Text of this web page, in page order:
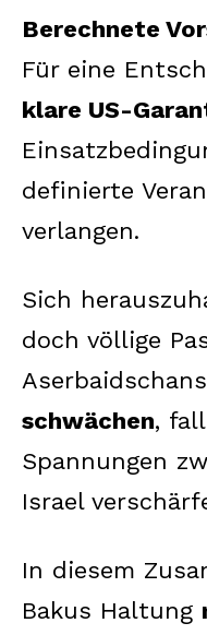
Berechnete
Für eine
klare US-
definierte
verlangen.
Sich
doch völlige
Aserbaidschans
schwächen,
Spannungen
Israel
In diesem
Bakus Haltung